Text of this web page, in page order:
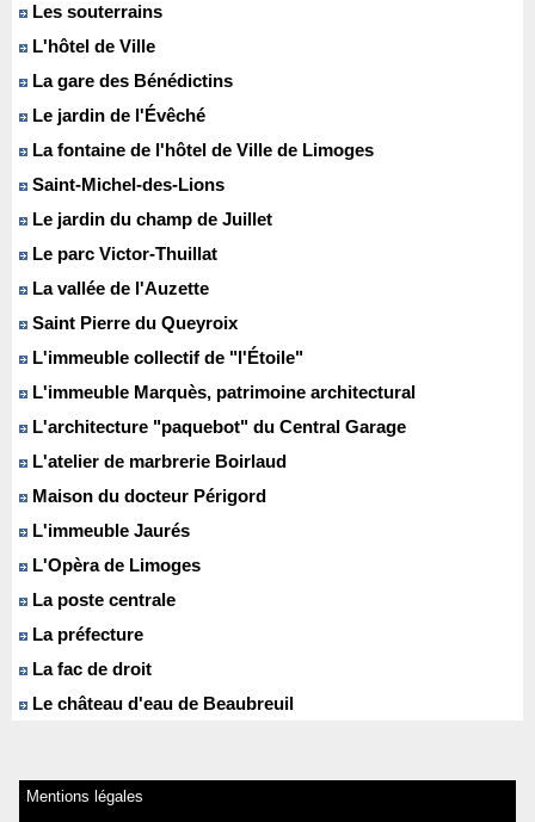
Les souterrains
L'hôtel de Ville
La gare des Bénédictins
Le jardin de l'Évêché
La fontaine de l'hôtel de Ville de Limoges
Saint-Michel-des-Lions
Le jardin du champ de Juillet
Le parc Victor-Thuillat
La vallée de l'Auzette
Saint Pierre du Queyroix
L'immeuble collectif de "l'Étoile"
L'immeuble Marquès, patrimoine architectural
L'architecture "paquebot" du Central Garage
L'atelier de marbrerie Boirlaud
Maison du docteur Périgord
L'immeuble Jaurés
L'Opèra de Limoges
La poste centrale
La préfecture
La fac de droit
Le château d'eau de Beaubreuil
Mentions légales